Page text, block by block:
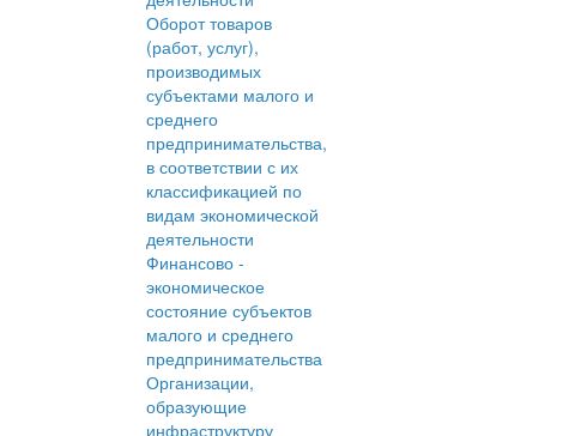
Оборот товаров
(работ, услуг),
производимых
субъектами малого и
среднего
предпринимательства,
в соответствии с их
классификацией по
видам экономической
деятельности
Финансово -
экономическое
состояние субъектов
малого и среднего
предпринимательства
Организации,
образующие
инфраструктуру